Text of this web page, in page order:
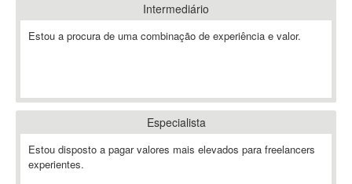
ABBYY FineReader
Ableton Live
Abstract
Abstract Window Toolkit (AWT)
Intermediário
Estou a procura de uma combinação de experiência e valor.
Especialista
Estou disposto a pagar valores mais elevados para freelancers
experientes.